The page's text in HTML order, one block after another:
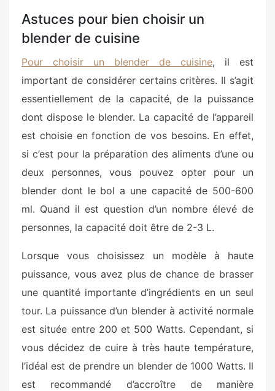
Astuces pour bien choisir un
blender de cuisine
Pour choisir un blender de cuisine, il est
important de considérer certains critères. Il s’agit
essentiellement de la capacité, de la puissance
dont dispose le blender. La capacité de l’appareil
est choisie en fonction de vos besoins. En effet,
si c’est pour la préparation des aliments d’une ou
deux personnes, vous pouvez opter pour un
blender dont le bol a une capacité de 500-600
ml. Quand il est question d’un nombre élevé de
personnes, la capacité doit être de 2-3 L.
Lorsque vous choisissez un modèle à haute
puissance, vous avez plus de chance de brasser
une quantité importante d’ingrédients en un seul
tour. La puissance d’un blender à activité normale
est située entre 200 et 500 Watts. Cependant, si
vous décidez de cuire à très haute température,
l’idéal est de prendre un blender de 1000 Watts. Il
est recommandé d’accroître de manière